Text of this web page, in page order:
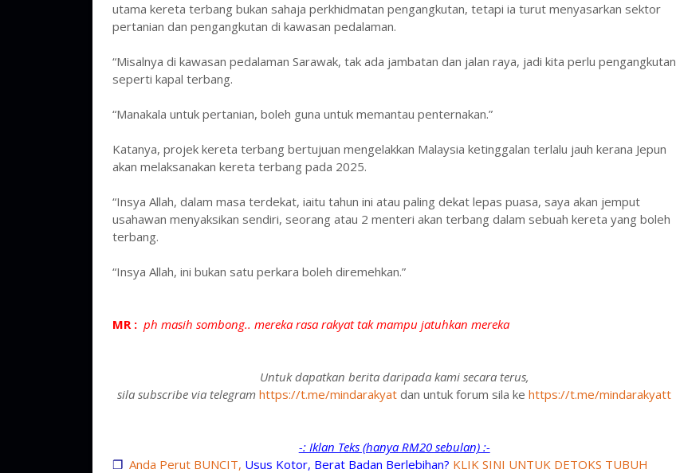
utama kereta terbang bukan sahaja perkhidmatan pengangkutan, tetapi ia turut menyasarkan sektor
pertanian dan pengangkutan di kawasan pedalaman.
“Misalnya di kawasan pedalaman Sarawak, tak ada jambatan dan jalan raya, jadi kita perlu pengangkutan
seperti kapal terbang.
“Manakala untuk pertanian, boleh guna untuk memantau penternakan.”
Katanya, projek kereta terbang bertujuan mengelakkan Malaysia ketinggalan terlalu jauh kerana Jepun
akan melaksanakan kereta terbang pada 2025.
“Insya Allah, dalam masa terdekat, iaitu tahun ini atau paling dekat lepas puasa, saya akan jemput
usahawan menyaksikan sendiri, seorang atau 2 menteri akan terbang dalam sebuah kereta yang boleh
terbang.
“Insya Allah, ini bukan satu perkara boleh diremehkan.”
MR :ph masih sombong.. mereka rasa rakyat tak mampu jatuhkan mereka
Untuk dapatkan berita daripada kami secara terus,
sila subscribe via telegram https://t.me/mindarakyat dan untuk forum sila kehttps://t.me/mindarakyatt
-: Iklan Teks (hanya RM20 sebulan) :-
❐ Anda Perut BUNCIT, Usus Kotor, Berat Badan Berlebihan? KLIK SINI UNTUK DETOKS TUBUH